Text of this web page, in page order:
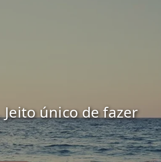
único de fazer